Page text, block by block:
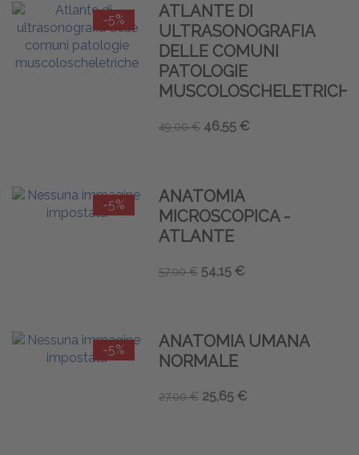
-5%
ATLANTE DI
ULTRASONOGRAFIA
DELLE COMUNI
PATOLOGIE
MUSCOLOSCHELETRICHE
49,00 € 46,55 €
-5%
ANATOMIA
MICROSCOPICA -
ATLANTE
57,00 € 54,15 €
-5%
ANATOMIA UMANA
NORMALE
27,00 € 25,65 €